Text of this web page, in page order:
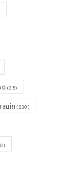
(28)
(230)